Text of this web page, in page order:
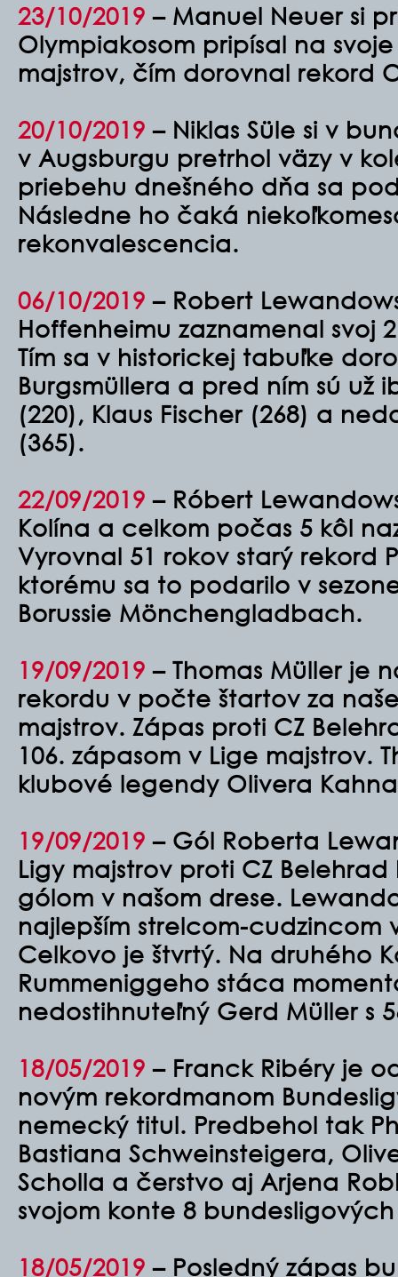
23/10/2019 – Manuel Neuer si
Olympiakosom pripísal na
majstrov, čím dorovnal rekord
20/10/2019 – Niklas Süle si v
v Augsburgu pretrhol väzy v
priebehu dnešného dňa sa
Následne ho čaká
rekonvalescencia.
06/10/2019 – Robert
Hoffenheimu zaznamenal svoj
Tím sa v historickej tabuľke
Burgsmüllera a pred ním sú už
(220), Klaus Fischer (268) a
(365).
22/09/2019 –Róbert
Kolína a celkom počas 5 kôl
Vyrovnal 51 rokov starý rekord
ktorému sa to podarilo v
Borussie Mönchengladbach.
19/09/2019 – Thomas Müller je
rekordu v počte štartov za
majstrov. Zápas proti CZ
106. zápasom v Lige majstrov.
klubové legendy Olivera
19/09/2019 – Gól Roberta
Ligy majstrov proti CZ
gólom v našom drese.
najlepším strelcom-cudzincom
Celkovo je štvrtý. Na druhého
Rummeniggeho stáca
nedostihnuteľný Gerd Müller s
18/05/2019 – Franck Ribéry je
novým rekordmanom
nemecký titul. Predbehol tak
Bastiana Schweinsteigera,
Scholla a čerstvo aj Arjena
svojom konte 8
18/05/2019 – Posledný zápas